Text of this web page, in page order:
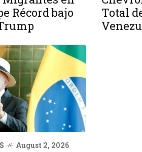
Récord bajo
Total
August 2, 2026